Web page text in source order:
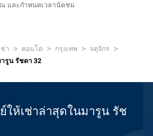
และกำหนดเวลานัดชม
ช่า > คอนโด > กรุงเทพ > จตุจักร >
รูน รัชดา 32
ให้เช่าล่าสุดในมารูน รัช